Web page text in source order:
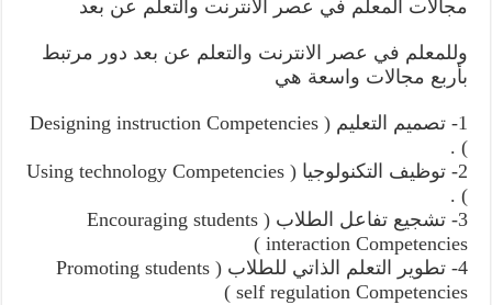
مجالات المعلم في عصر الانترنت والتعلم عن بعد
وللمعلم في عصر الانترنت والتعلم عن بعد دور مرتبط
بأربع مجالات واسعة هي
1- تصميم التعليم ( Designing instruction Competencies
) .
2- توظيف التكنولوجيا ( Using technology Competencies
) .
3- تشجيع تفاعل الطلاب ( Encouraging students
interaction Competencies )
4- تطوير التعلم الذاتي للطلاب ( Promoting students
self regulation Competencies )